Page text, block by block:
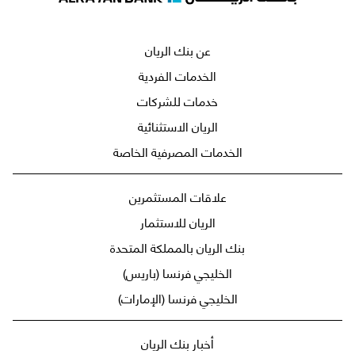
أخبار بنك الريان
علاقات المستثمرين
الريان للاستثمار
بنك الريان بالمملكة المتحدة
الخليجي فرنسا (باريس)
الخليجي فرنسا (الإمارات)
عن بنك الريان
الخدمات الفردية
خدمات للشركات
الريان الاستثنائية
الخدمات المصرفية الخاصة